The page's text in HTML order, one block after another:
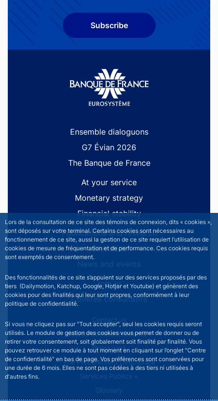
Lors de la consultation de ce site des témoins de connexion, dits « cookies »,
sont déposés sur votre terminal. Certains cookies sont nécessaires au
fonctionnement de ce site, aussi la gestion de ce site requiert l’utilisation de
cookies de mesure de fréquentation et de performance. Ces cookies requis
sont exemptés de consentement.
Des fonctionnalités de ce site s’appuient sur des services proposés par des
tiers (Dailymotion, Katchup, Google, Hotjar et Youtube) et génèrent des
cookies pour des finalités qui leur sont propres, conformément à leur
politique de confidentialité.
Si vous ne cliquez pas sur "Tout accepter", seul les cookies requis seront
utilisés. Le module de gestion des cookies vous permet de donner ou de
retirer votre consentement, soit globalement soit finalité par finalité. Vous
pouvez retrouver ce module à tout moment en cliquant sur l’onglet "Centre
de confidentialité" en bas de page. Vos préférences sont conservées pour
une durée de 6 mois. Elles ne sont pas cédées à des tiers ni utilisées à
d'autres fins.
Subscribe
Site navigationEnsemble dialoguons
G7 Évian 2026
The Banque de France
At your service
Monetary strategy
Financial stability
Publications and research
Statistics
News and events
Join us
Comités consultatifs
Footer secondary menuContact us
Sourds et malentendants
Press area
The Procurement Directorate
Services Publics +
Glossary